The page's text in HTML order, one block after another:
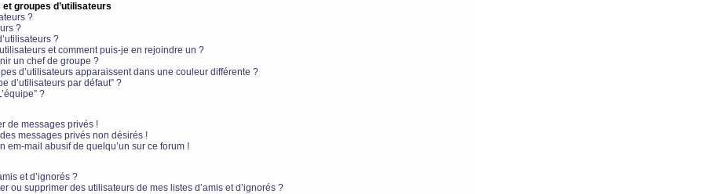
groupes d’utilisateurs
?
?
?
et comment puis-je en rejoindre un ?
un chef de groupe ?
d’utilisateurs apparaissent dans une couleur différente ?
d’utilisateurs par défaut” ?
?
de messages privés !
messages privés non désirés !
em-mail abusif de quelqu’un sur ce forum !
et d’ignorés ?
ou supprimer des utilisateurs de mes listes d’amis et d’ignorés ?